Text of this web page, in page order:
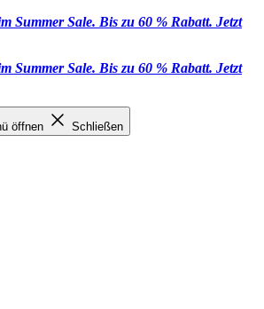
Summer Sale. Bis zu 60 % Rabatt. Jetzt
Summer Sale. Bis zu 60 % Rabatt. Jetzt
öffnen Schließen